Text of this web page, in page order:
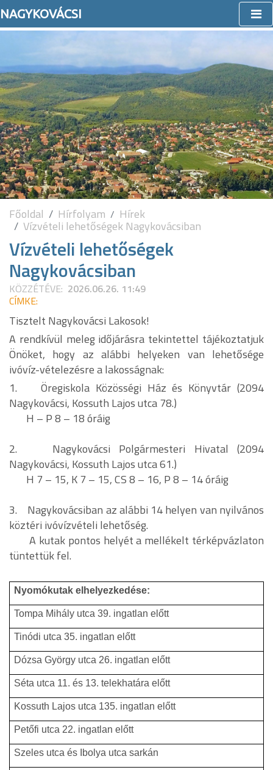
NAGYKOVÁCSI
Főoldal Hírfolyam Hírek
Vízvételi lehetőségek Nagykovácsiban
Vízvételi lehetőségek
Nagykovácsiban
KÖZZÉTÉVE: 2026.06.26. 11:49
CÍMKE:
Tisztelt Nagykovácsi Lakosok!
A rendkívül meleg időjárásra tekintettel tájékoztatjuk
Önöket, hogy az alábbi helyeken van lehetősége
ivóvíz-vételezésre a lakosságnak:
1. Öregiskola Közösségi Ház és Könyvtár (2094
Nagykovácsi, Kossuth Lajos utca 78.)
H – P 8 – 18 óráig
2. Nagykovácsi Polgármesteri Hivatal (2094
Nagykovácsi, Kossuth Lajos utca 61.)
H 7 – 15, K 7 – 15, CS 8 – 16, P 8 – 14 óráig
3. Nagykovácsiban az alábbi 14 helyen van nyilvános
köztéri ivóvízvételi lehetőség.
A kutak pontos helyét a mellékelt térképvázlaton
tüntettük fel.
Nyomókutak elhelyezkedése:
Tompa Mihály utca 39. ingatlan előtt
Tinódi utca 35. ingatlan előtt
Dózsa György utca 26. ingatlan előtt
Séta utca 11. és 13. telekhatára előtt
Kossuth Lajos utca 135. ingatlan előtt
Petőfi utca 22. ingatlan előtt
Szeles utca és Ibolya utca sarkán